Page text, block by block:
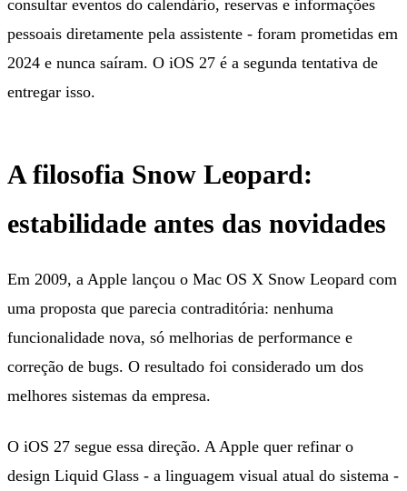
consultar eventos do calendário, reservas e informações
pessoais diretamente pela assistente - foram prometidas em
2024 e nunca saíram. O iOS 27 é a segunda tentativa de
entregar isso.
A filosofia Snow Leopard:
estabilidade antes das novidades
Em 2009, a Apple lançou o Mac OS X Snow Leopard com
uma proposta que parecia contraditória: nenhuma
funcionalidade nova, só melhorias de performance e
correção de bugs. O resultado foi considerado um dos
melhores sistemas da empresa.
O iOS 27 segue essa direção. A Apple quer refinar o
design Liquid Glass - a linguagem visual atual do sistema -